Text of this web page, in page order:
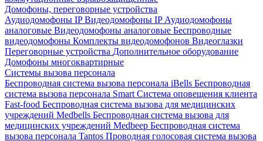
Домофоны, переговорные устройства
Аудиодомофоны IPВидеодомофоны IP Аудиодомофоны
аналоговые Видеодомофоны аналоговые Беспроводные
видеодомофоны Комплекты видеодомофонов Видеоглазки
Переговорные устройства Дополнительное оборудование
Домофоны многоквартирные
Системы вызова персонала
Беспроводная система вызова персонала iBells Беспроводная
система вызова персонала Smart Система оповещения клиента
Fast-food Беспроводная система вызова для медицинских
учреждений Medbells Беспроводная система вызова для
медицинских учреждений Medbeep Беспроводная система
вызова персонала Tantos Проводная голосовая система вызова